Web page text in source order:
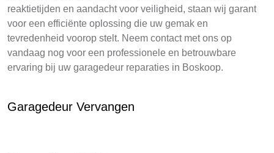
reaktietijden en aandacht voor veiligheid, staan wij garant
voor een efficiënte oplossing die uw gemak en
tevredenheid voorop stelt. Neem contact met ons op
vandaag nog voor een professionele en betrouwbare
ervaring bij uw garagedeur reparaties in Boskoop.
Garagedeur Vervangen